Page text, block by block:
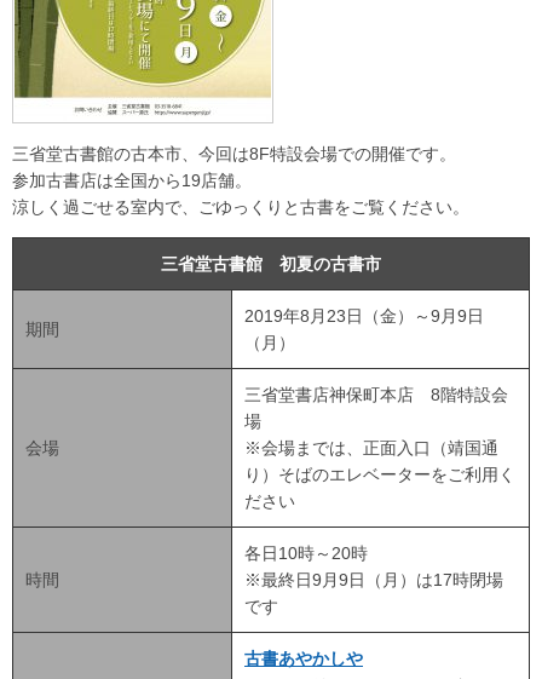
三省堂古書館の古本市、今回は8F特設会場での開催です。
参加古書店は全国から19店舗。
涼しく過ごせる室内で、ごゆっくりと古書をご覧ください。
三省堂古書館 初夏の古書市
期間
2019年8月23日（金）～9月9日
（月）
会場
三省堂書店神保町本店 8階特設会
場
※会場までは、正面入口（靖国通
り）そばのエレベーターをご利用く
ださい
時間
各日10時～20時
※最終日9月9日（月）は17時閉場
です
古書あやかしや